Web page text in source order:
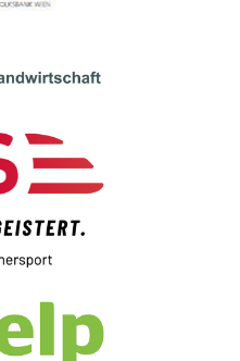
volkshilfe.at